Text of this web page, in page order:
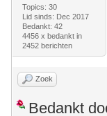
Topics: 30
Lid sinds: Dec 2017
Bedankt: 42
4456 x bedankt in
2452 berichten
Zoek
Bedankt